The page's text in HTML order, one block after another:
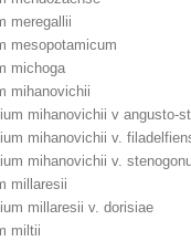
meregallii
mesopotamicum
michoga
mihanovichii
mihanovichii v angusto-
mihanovichii v.
mihanovichii v.
millaresii
millaresii v. dorisiae
miltii